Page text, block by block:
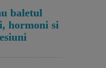
baletul
hormoni si